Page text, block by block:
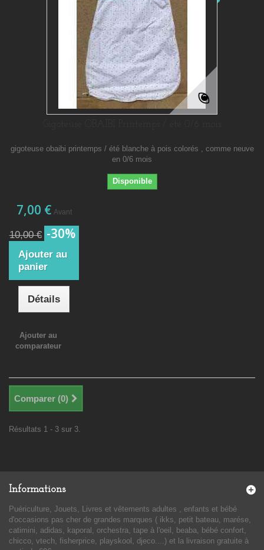
gigoteuse obaibi printemps / été blanche à pois colorés , comme neuve
en 0/6 mois
Disponible
7,00 € Avant
10,00 € -30%
Ajouter au
panier
Détails
Ajouter au
comparateur
Comparer (0)
Résultats 1 - 3 sur 3.
Informations
Puériculture, Jouets, Livres et vêtements adultes , enfants et bébé
d'occasions pas cher de grandes marques ( ikks, petit bateau, marése,
catimini, adidas, kaporal, orchestra, tape à l'oeil, beaba, bébé confort,
chicco, vtech, fisherprice, playskool, djeco....) et la livraison gratuite à